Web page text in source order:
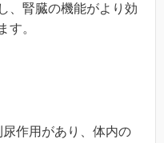
、腎臓の機能がより効
す。
作用があり、体内の